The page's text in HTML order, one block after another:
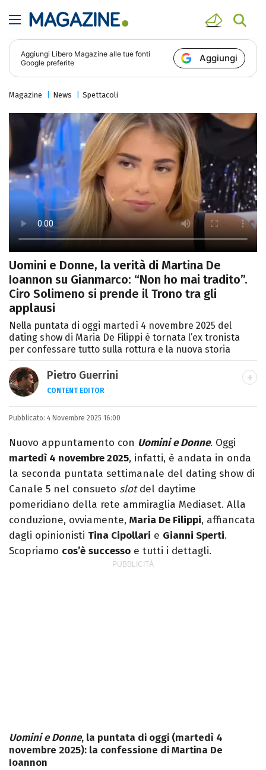
Aggiungi Libero Magazine alle tue fonti
Google preferite
Aggiungi
Magazine News Spettacoli
Uomini e Donne, la verità di Martina De
Ioannon su Gianmarco: “Non ho mai tradito”.
Ciro Solimeno si prende il Trono tra gli
applausi
Nella puntata di oggi martedì 4 novembre 2025 del
dating show di Maria De Filippi è tornata l’ex tronista
per confessare tutto sulla rottura e la nuova storia
Pietro Guerrini
CONTENT EDITOR
Laurea in Lettere, smania di viaggi e
Pixar).
Pubblicato: 4 Novembre 2025 16:00
Nuovo appuntamento con Uomini e Donne. Oggi
martedì 4 novembre 2025, infatti, è andata in onda
la seconda puntata settimanale del dating show di
Canale 5 nel consueto slotdel daytime
pomeridiano della rete ammiraglia Mediaset. Alla
conduzione, ovviamente, Maria De Filippi, affiancata
dagli opinionisti Tina Cipollari e Gianni Sperti.
Scopriamo cos’è successo e tutti i dettagli.
Uomini e Donne, la puntata di oggi (martedì 4
novembre 2025): la confessione di Martina De
Ioannon